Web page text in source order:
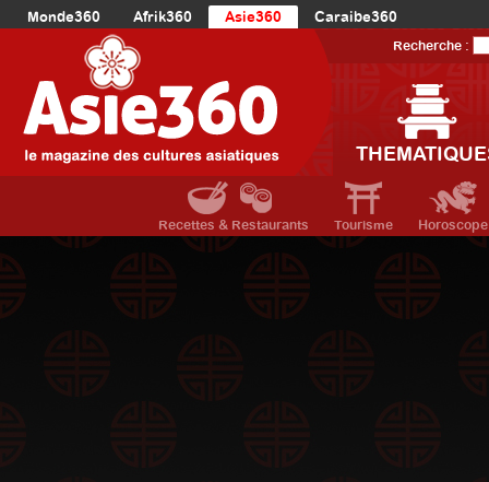
Monde360 Afrik360 Asie360
Caraibe360
Europe360
AmériqueDuNord360
Océanie360
Recherche :
Recettes & Restaurants Tourisme Horoscope